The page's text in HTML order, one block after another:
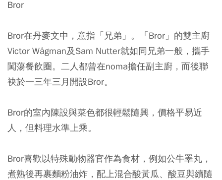
Bror
Bror在丹麥文中，意指「兄弟」。「Bror」的雙主廚
Victor Wågman及Sam Nutter就如同兄弟一般，攜手
闖蕩餐飲圈。二人都曾在noma擔任副主廚，而後聯
袂於一三年三月開設Bror。
Bror的室內陳設與菜色都很輕鬆隨興，價格平易近
人，但料理水準上乘。
Bror喜歡以特殊動物器官作為食材，例如公牛睪丸，
煮熟後再裹麵粉油炸，配上混合酸黃瓜、酸豆與續隨